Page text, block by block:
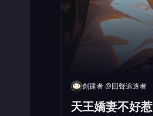
創建者@回聲追逐者
天王嬌妻不好惹